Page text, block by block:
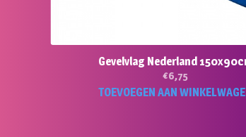
Gevelvlag Nederland
€6,75
TOEVOEGEN AAN